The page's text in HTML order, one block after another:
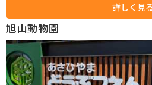
詳しく見
旭山動物園